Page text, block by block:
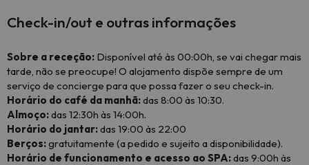
Check-in/out e outras informações
Sobre a receção: Disponível até às 00:00h, se vai chegar mais
tarde, não se preocupe! O alojamento dispõe sempre de um
serviço de concierge para que possa fazer o seu check-in.
Horário do café da manhã:das 8:00 às 10:30.
Almoço:das 12:30h às 14:00h.
Horário do jantar:das 19:00 às 22:00
Berços:gratuitamente (a pedido e sujeito a disponibilidade).
Horário de funcionamento e acesso ao SPA:das 9:00h às